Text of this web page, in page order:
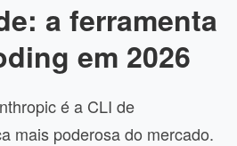
a ferramenta
em 2026
é a CLI de
mais poderosa do mercado.